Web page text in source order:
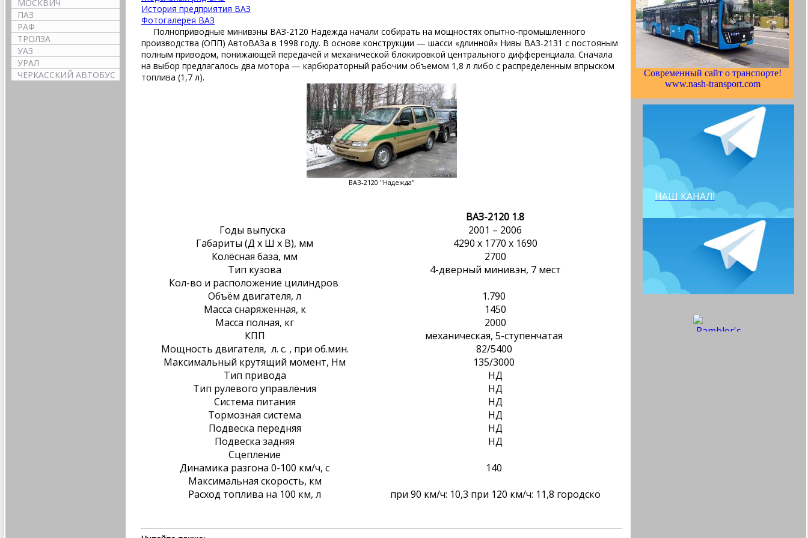
МОСКВИЧ
ПАЗ
РАФ
ТРОЛЗА
УАЗ
УРАЛ
ЧЕРКАССКИЙ АВТОБУС
История предприятия ВАЗ
Фотогалерея ВАЗ
Полноприводные минивэны ВАЗ-2120 Надежда начали собирать на мощностях опытно-промышленного
производства (ОПП) АвтоВАЗа в 1998 году. В основе конструкции — шасси «длинной» Нивы ВАЗ-2131 с постояным
полным приводом, понижающей передачей и механической блокировкой центрального дифференциала. Сначала
на выбор предлагалось два мотора — карбюраторный рабочим объемом 1,8 л либо с распределенным впрыском
топлива (1,7 л).
ВАЗ-2120 "Надежда"
ВАЗ-2120 1.8
Годы выпуска
2001 – 2006
Габариты (Д х Ш x В), мм
4290 х 1770 х 1690
Колёсная база, мм
2700
Тип кузова
4-дверный минивэн, 7 мест
Кол-во и расположение цилиндров
Объём двигателя, л
1.790
Масса снаряженная, к
1450
Масса полная, кг
2000
КПП
механическая, 5-ступенчатая
Мощность двигателя, л. с. , при об.мин.
82/5400
Максимальный крутящий момент, Нм
135/3000
Тип привода
НД
Тип рулевого управления
НД
Система питания
НД
Тормозная система
НД
Подвеска передняя
НД
Подвеска задняя
НД
Сцепление
Динамика разгона 0-100 км/ч, с
140
Максимальная скорость, км
Расход топлива на 100 км, л
при 90 км/ч: 10,3 при 120 км/ч: 11,8 городско
Современный сайт о транспорте!
www.nash-transport.com
НАШ КАНАЛ!